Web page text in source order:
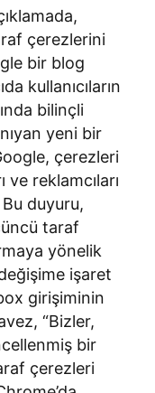
çerezlerini
bir blog
kullanıcıların
bilinçli
yeni bir
çerezleri
ve reklamcıları
duyuru,
taraf
yönelik
işaret
girişiminin
“Bizler,
bir
çerezleri